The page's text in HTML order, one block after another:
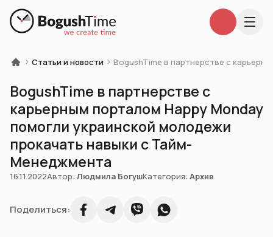
Статьи и новости BogushTime в партнерстве с
BogushTime в партнерстве с
карьерным порталом Happy Monday
помогли украинской молодежи
прокачать навыки с Тайм-
Менеджмента
16.11.2022Автор: Людмила БогушКатегория: Архив
Поделиться: